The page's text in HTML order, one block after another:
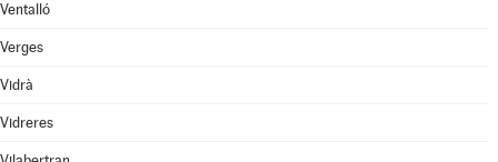
Ventalló
Verges
Vidrà
Vidreres